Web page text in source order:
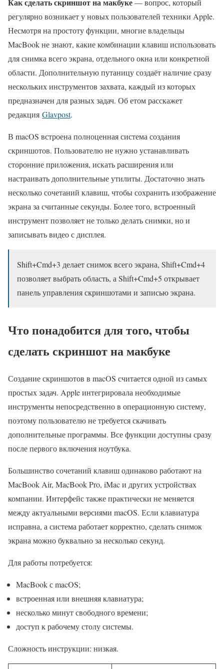
регулярно возникает у новых пользователей техники Apple.
Несмотря на простоту функции, многие владельцы
MacBook не знают, какие комбинации клавиш использовать
для снимка всего экрана, отдельного окна или конкретной
области. Дополнительную путаницу создаёт наличие сразу
нескольких инструментов захвата, каждый из которых
предназначен для разных задач. Об етом расскажет
редакция Glavpost.
В macOS встроена полноценная система создания
скриншотов. Пользователю не нужно устанавливать
сторонние приложения, искать расширения или
настраивать дополнительные утилиты. Достаточно знать
несколько сочетаний клавиш, чтобы сохранить изображение
экрана за считанные секунды. Более того, встроенный
инструмент позволяет не только делать снимки, но и
записывать видео с дисплея.
Shift+Cmd+3 делает снимок всего экрана, Shift+Cmd+4
позволяет выбрать область, а Shift+Cmd+5 открывает
панель управления скриншотами и записью экрана.
Что понадобится для того, чтобы
сделать скриншот на макбуке
Создание скриншотов в macOS считается одной из самых
простых задач. Apple интегрировала необходимые
инструменты непосредственно в операционную систему,
поэтому пользователю не требуется скачивать
дополнительные программы. Все функции доступны сразу
после первого включения ноутбука.
Большинство сочетаний клавиш одинаково работают на
MacBook Air, MacBook Pro, iMac и других устройствах
компании. Интерфейс также практически не меняется
между актуальными версиями macOS. Если клавиатура
исправна, а система работает корректно, сделать снимок
экрана можно буквально за несколько секунд.
Для работы потребуется:
MacBook с macOS;
встроенная или внешняя клавиатура;
несколько минут свободного времени;
доступ к рабочему столу системы.
Сложность инструкции: низкая.